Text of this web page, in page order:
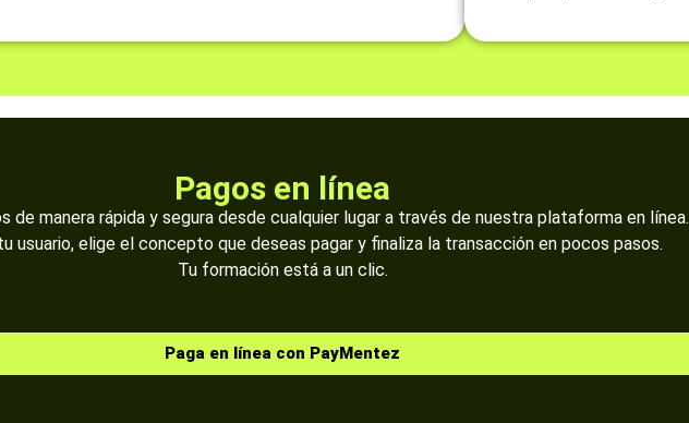
Pagos en línea
de manera rápida y segura desde cualquier lugar a través de nuestra plataforma en línea.
usuario, elige el concepto que deseas pagar y finaliza la transacción en pocos pasos.
Tu formación está a un clic.
Paga en línea con PayMentez